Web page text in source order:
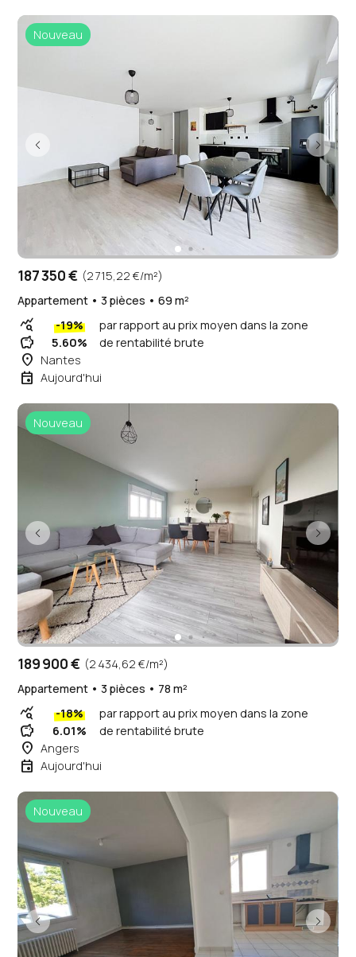
Nouveau
187 350 € (2 715,22 €/m²)
Appartement • 3 pièces • 69 m²
query_stats -19% par rapport au prix moyen dans la zone
savings 5.60% de rentabilité brute
place Nantes
event Aujourd'hui
Nouveau
189 900 € (2 434,62 €/m²)
Appartement • 3 pièces • 78 m²
query_stats -18% par rapport au prix moyen dans la zone
savings 6.01% de rentabilité brute
place Angers
event Aujourd'hui
Nouveau